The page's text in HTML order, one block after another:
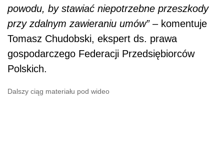
powodu, by stawiać niepotrzebne przeszkody
przy zdalnym zawieraniu umów” – komentuje
Tomasz Chudobski, ekspert ds. prawa
gospodarczego Federacji Przedsiębiorców
Polskich.
Dalszy ciąg materiału pod wideo